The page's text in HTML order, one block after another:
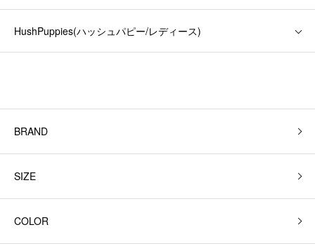
HushPuppies(ハッシュパピー/レディース)
BRAND
SIZE
COLOR